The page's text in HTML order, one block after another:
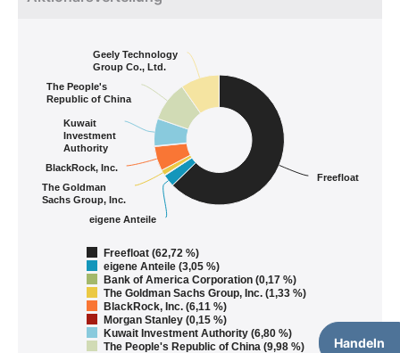
Handeln
Freefloat
eigene Anteile
The Goldman
Sachs Group, Inc.
BlackRock, Inc.
Kuwait
Investment
Authority
The People's
Republic of China
Geely Technology
Group Co., Ltd.
Freefloat (62,72 %)
eigene Anteile (3,05 %)
Bank of America Corporation (0,17 %)
The Goldman Sachs Group, Inc. (1,33 %)
BlackRock, Inc. (6,11 %)
Morgan Stanley (0,15 %)
Kuwait Investment Authority (6,80 %)
The People's Republic of China (9,98 %)